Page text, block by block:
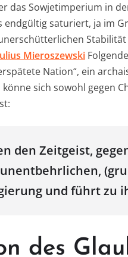
das Sowjetimperium in
endgültig saturiert, ja im
Mieroszewski
Nation“, ein
sich sowohl gegen
den Zeitgeist,
und führt zu
des